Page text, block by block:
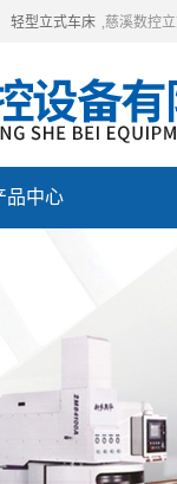
轻型立式车床 ,慈溪数控
品中心